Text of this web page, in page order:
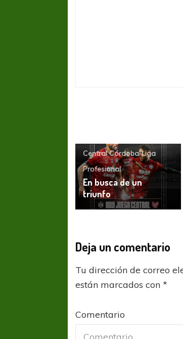
Central Córdoba Liga
Profesional
En busca de un
triunfo
Deja un comentario
Tu dirección de correo
están marcados con*
Comentario